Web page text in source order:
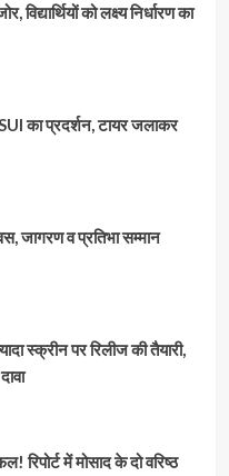
विद्यार्थियों को लक्ष्य निर्धारण का
का प्रदर्शन, टायर जलाकर
जागरण व प्रतिभा सम्मान
स्क्रीन पर रिलीज की तैयारी,
रिपोर्ट में मोसाद के दो वरिष्ठ